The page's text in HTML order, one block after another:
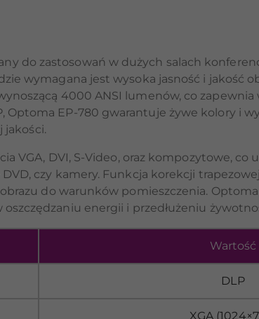
do zastosowań w dużych salach
wymagana jest wysoka jasność i jakość
4000 ANSI lumenów, co
EP-780 gwarantuje żywe kolory i
jakości.
VGA, DVI, S-Video, oraz kompozytowe, co
czy kamery. Funkcja korekcji
do warunków pomieszczenia.
energii i przedłużeniu
Wartość
DLP
XGA